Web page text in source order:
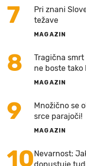
7
Pri znani
težave
MAGAZIN
8
Tragična
ne boste
MAGAZIN
9
Množično se
srce parajoči!
MAGAZIN
10Nevarnost:
dopustuje